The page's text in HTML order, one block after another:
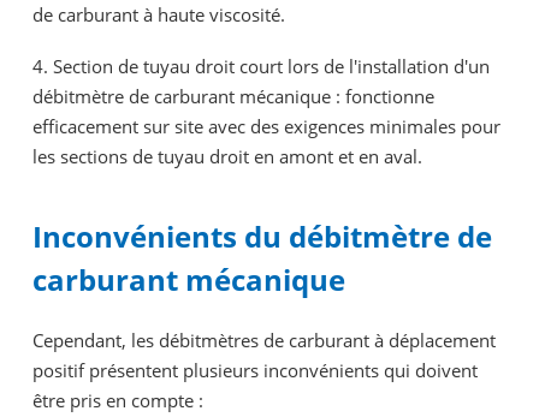
de carburant à haute viscosité.
4. Section de tuyau droit court lors de l'installation d'un
débitmètre de carburant mécanique : fonctionne
efficacement sur site avec des exigences minimales pour
les sections de tuyau droit en amont et en aval.
Inconvénients du débitmètre de
carburant mécanique
Cependant, les débitmètres de carburant à déplacement
positif présentent plusieurs inconvénients qui doivent
être pris en compte :